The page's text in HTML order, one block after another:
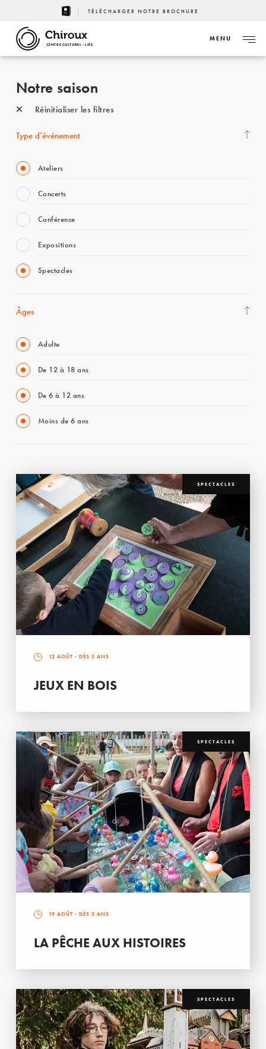
TÉLÉCHARGER NOTRE BROCHURE
CENTRE CULTUREL - LIÈGE
MENU
Notre saison
Réinitialiser les filtres
Type d’événement
Ateliers
Concerts
Conférence
Expositions
Spectacles
Âges
Adulte
De 12 à 18 ans
De 6 à 12 ans
Moins de 6 ans
SPECTACLES
12 AOÛT - DÈS 5 ANS
JEUX EN BOIS
SPECTACLES
19 AOÛT - DÈS 3 ANS
LA PÊCHE AUX HISTOIRES
SPECTACLES